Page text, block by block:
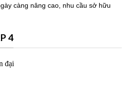
càng nâng cao, nhu cầu sở hữu
4